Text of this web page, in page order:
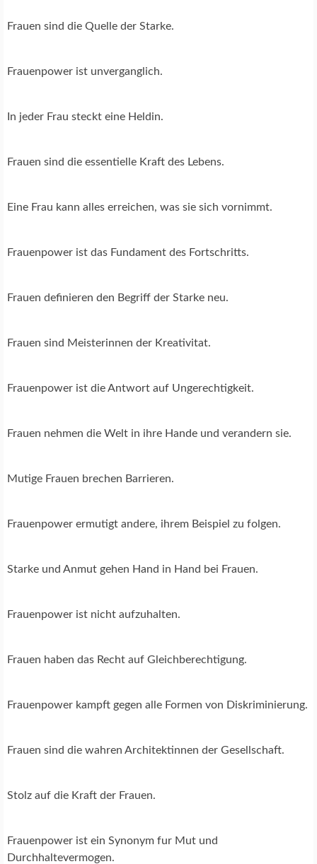
Frauen sind die Quelle der Starke.
Frauenpower ist unverganglich.
In jeder Frau steckt eine Heldin.
Frauen sind die essentielle Kraft des Lebens.
Eine Frau kann alles erreichen, was sie sich vornimmt.
Frauenpower ist das Fundament des Fortschritts.
Frauen definieren den Begriff der Starke neu.
Frauen sind Meisterinnen der Kreativitat.
Frauenpower ist die Antwort auf Ungerechtigkeit.
Frauen nehmen die Welt in ihre Hande und verandern sie.
Mutige Frauen brechen Barrieren.
Frauenpower ermutigt andere, ihrem Beispiel zu folgen.
Starke und Anmut gehen Hand in Hand bei Frauen.
Frauenpower ist nicht aufzuhalten.
Frauen haben das Recht auf Gleichberechtigung.
Frauenpower kampft gegen alle Formen von Diskriminierung.
Frauen sind die wahren Architektinnen der Gesellschaft.
Stolz auf die Kraft der Frauen.
Frauenpower ist ein Synonym fur Mut und
Durchhaltevermogen.